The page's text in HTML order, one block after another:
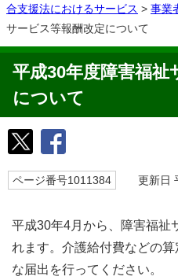
合支援法におけるサービス > 事業
サービス等報酬改定について
平成30年度障害福祉
について
ページ番号1011384 更新日
平成30年4月から、障害福祉
れます。介護給付費などの
な届出を行ってください。